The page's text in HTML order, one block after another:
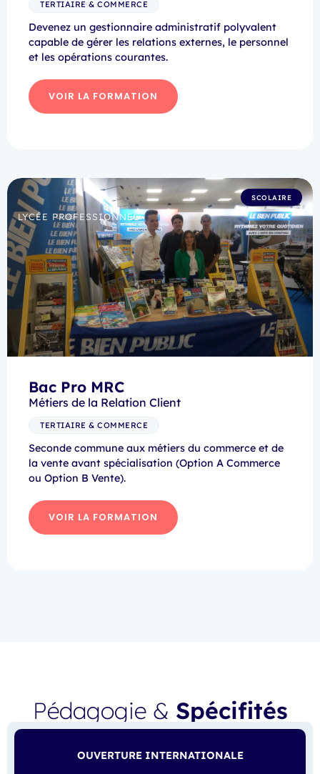
TERTIAIRE & COMMERCE
Devenez un gestionnaire administratif polyvalent
capable de gérer les relations externes, le personnel
et les opérations courantes.
VOIR LA FORMATION
SCOLAIRE
LYCÉE PROFESSIONNEL
Bac Pro MRC
Métiers de la Relation Client
TERTIAIRE & COMMERCE
Seconde commune aux métiers du commerce et de
la vente avant spécialisation (Option A Commerce
ou Option B Vente).
VOIR LA FORMATION
Pédagogie & Spécifités
OUVERTURE INTERNATIONALE